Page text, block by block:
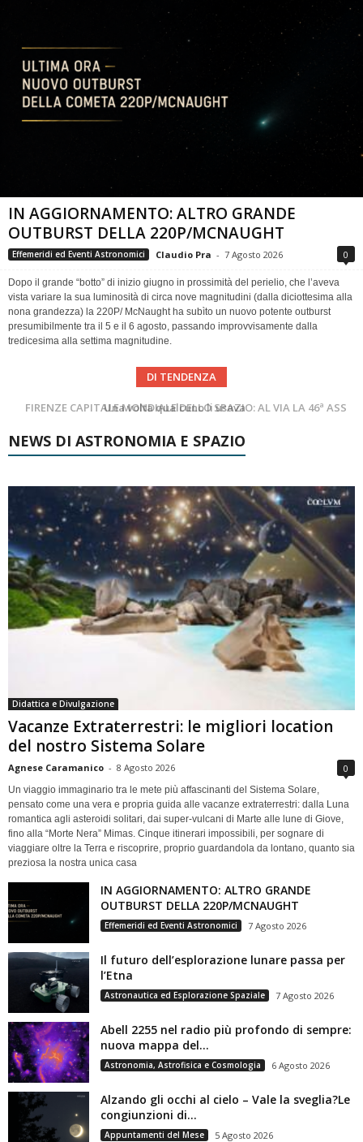
IN AGGIORNAMENTO: ALTRO GRANDE
OUTBURST DELLA 220P/MCNAUGHT
Effemeridi ed Eventi Astronomici Claudio Pra - 7 Agosto 2026 0
Dopo il grande “botto” di inizio giugno in prossimità del perielio, che l’aveva
vista variare la sua luminosità di circa nove magnitudini (dalla diciottesima alla
nona grandezza) la 220P/ McNaught ha subìto un nuovo potente outburst
presumibilmente tra il 5 e il 6 agosto, passando improvvisamente dalla
tredicesima alla settima magnitudine.
DI TENDENZA
FIRENZE CAPITALE MONDIALE DELLO SPAZIO: AL VIA LA 46ª ASSEMBLEA SCIENTIFICA DEL COSPAR
Cielo del Mese di Agosto 2026
NEWS DI ASTRONOMIA E SPAZIO
Didattica e Divulgazione
Vacanze Extraterrestri: le migliori location
del nostro Sistema Solare
Agnese Caramanico - 8 Agosto 2026 0
Un viaggio immaginario tra le mete più affascinanti del Sistema Solare,
pensato come una vera e propria guida alle vacanze extraterrestri: dalla Luna
romantica agli asteroidi solitari, dai super-vulcani di Marte alle lune di Giove,
fino alla “Morte Nera” Mimas. Cinque itinerari impossibili, per sognare di
viaggiare oltre la Terra e riscoprire, proprio guardandola da lontano, quanto sia
preziosa la nostra unica casa
IN AGGIORNAMENTO: ALTRO GRANDE
OUTBURST DELLA 220P/MCNAUGHT
Effemeridi ed Eventi Astronomici 7 Agosto 2026
Il futuro dell’esplorazione lunare passa per
l’Etna
Astronautica ed Esplorazione Spaziale 7 Agosto 2026
Abell 2255 nel radio più profondo di sempre:
nuova mappa del...
Astronomia, Astrofisica e Cosmologia 6 Agosto 2026
Alzando gli occhi al cielo – Vale la sveglia?Le
congiunzioni di...
Appuntamenti del Mese 5 Agosto 2026